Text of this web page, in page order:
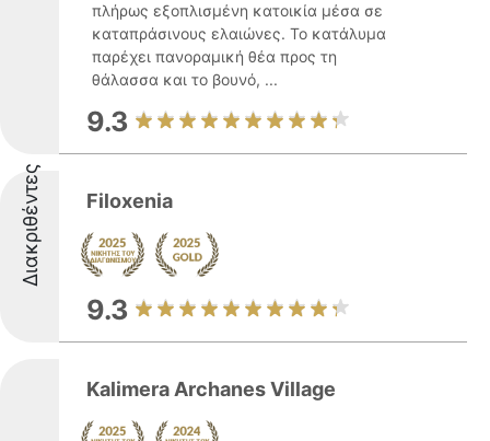
πλήρως εξοπλισμένη κατοικία μέσα σε
καταπράσινους ελαιώνες. Το κατάλυμα
παρέχει πανοραμική θέα προς τη
θάλασσα και το βουνό, ...
9.3
Διακριθέντες Filoxenia
9.3
Kalimera Archanes Village